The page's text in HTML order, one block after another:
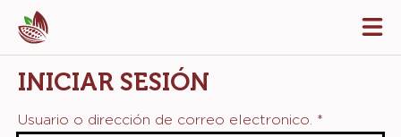
Skip
to
main
content
INICIAR SESIÓN
Usuario o dirección de correo electronico. *